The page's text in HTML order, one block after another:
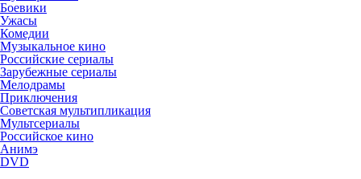
Боевики
Ужасы
Комедии
Музыкальное кино
Российские сериалы
Зарубежные сериалы
Мелодрамы
Приключения
Советская мультипликация
Мультсериалы
Российское кино
Анимэ
DVD